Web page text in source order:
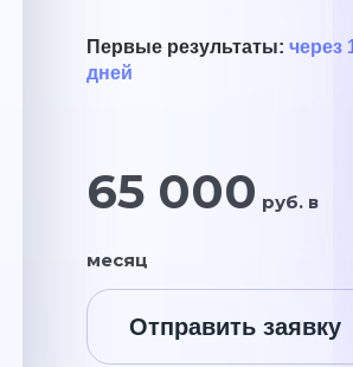
Первые результаты:через
дней
65 000 руб. в
месяц
Отправить заявку